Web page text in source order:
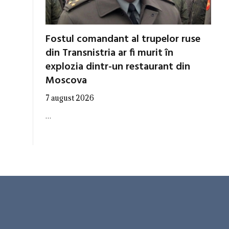
Fostul comandant al trupelor ruse
din Transnistria ar fi murit în
explozia dintr-un restaurant din
Moscova
7 august 2026
…